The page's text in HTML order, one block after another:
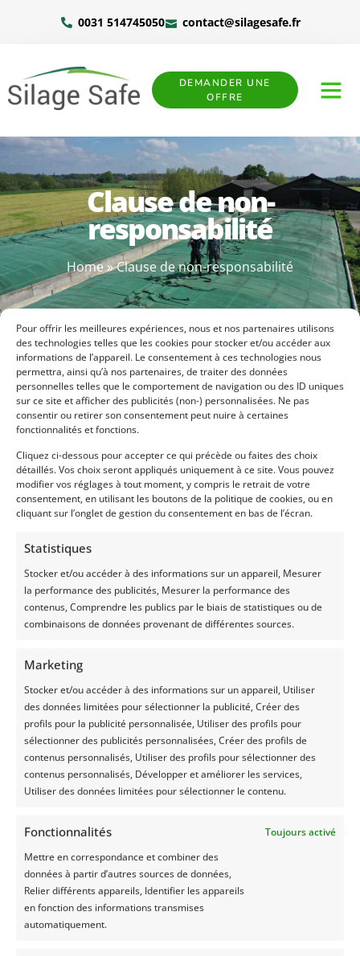
Pour offrir les meilleures expériences, nous et nos partenaires utilisons
des technologies telles que les cookies pour stocker et/ou accéder aux
informations de l’appareil. Le consentement à ces technologies nous
permettra, ainsi qu’à nos partenaires, de traiter des données
personnelles telles que le comportement de navigation ou des ID uniques
sur ce site et afficher des publicités (non-) personnalisées. Ne pas
consentir ou retirer son consentement peut nuire à certaines
fonctionnalités et fonctions.
Cliquez ci-dessous pour accepter ce qui précède ou faites des choix
détaillés. Vos choix seront appliqués uniquement à ce site. Vous pouvez
modifier vos réglages à tout moment, y compris le retrait de votre
consentement, en utilisant les boutons de la politique de cookies, ou en
cliquant sur l’onglet de gestion du consentement en bas de l’écran.
Statistiques
Stocker et/ou accéder à des informations sur un appareil, Mesurer
la performance des publicités, Mesurer la performance des
contenus, Comprendre les publics par le biais de statistiques ou de
combinaisons de données provenant de différentes sources.
Marketing
Stocker et/ou accéder à des informations sur un appareil, Utiliser
des données limitées pour sélectionner la publicité, Créer des
profils pour la publicité personnalisée, Utiliser des profils pour
sélectionner des publicités personnalisées, Créer des profils de
contenus personnalisés, Utiliser des profils pour sélectionner des
contenus personnalisés, Développer et améliorer les services,
Utiliser des données limitées pour sélectionner le contenu.
Fonctionnalités
Toujours activé
Mettre en correspondance et combiner des
données à partir d’autres sources de données,
Relier différents appareils, Identifier les appareils
en fonction des informations transmises
automatiquement.
0031 514745050 contact@silagesafe.fr
DEMANDER UNE
OFFRE
Clause de non-
responsabilité
Home»Clause de non-responsabilité
Les informations données sur ce site ont été
composées avec soin et attention. Cependant, Silage
Safe n’assume aucune responsabilité quant à
l’exactitude ou à l’exhaustivité des informations. Les
Safe n’assume aucune responsabilité pour des
informations incorrectes ou incomplètes sur ce site.
Ce site contient des liens vers des sites Web externes.
Silage Safe n’assume aucune responsabilité pour le
contenu de ces sites Web.
Silage Safe détient tous les droits de propriété
intellectuelle et toutes les licences pour ces droits de
toutes les publications sur le site Web. Aucune partie
de ce site Web ne peut être reproduite, stockée dans
qu’elle soit électronique, mécanique, par photocopie,
enregistrement ou autre.
N’hésitez pas à nous contacter si vous trouvez sur ce
site Web des informations que vous estimez
incorrectes ou incomplètes. Dites-le nous en envoyant
un e-mail.
La présente clause de non-responsabilité peut être
29-02-2024)
Silage Safe